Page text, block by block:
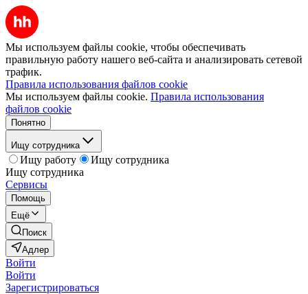
Мы используем файлы cookie, чтобы обеспечивать
правильную работу нашего веб-сайта и анализировать сетевой
трафик.
Правила использования файлов cookie
Мы используем файлы cookie. Правила использования
файлов cookie
Понятно
Ищу сотрудника
Ищу работу
Ищу сотрудника
Ищу сотрудника
Сервисы
Помощь
Ещё
Поиск
Адлер
Войти
Войти
Зарегистрироваться